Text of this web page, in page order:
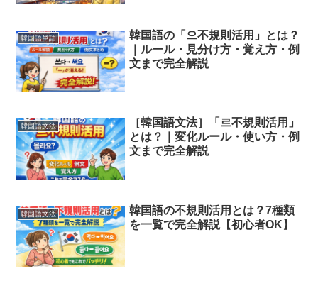
韓国語単語
韓国語の「으不規則活用」とは？
｜ルール・見分け方・覚え方・例
文まで完全解説
韓国語文法
［韓国語文法］「르不規則活用」
とは？｜変化ルール・使い方・例
文まで完全解説
韓国語文法
韓国語の不規則活用とは？7種類
を一覧で完全解説【初心者OK】